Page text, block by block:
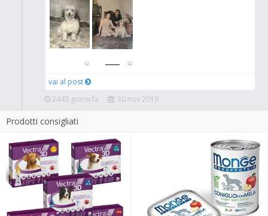
vai al post
2443 giorni fa
30 nov 2019
Prodotti consigliati